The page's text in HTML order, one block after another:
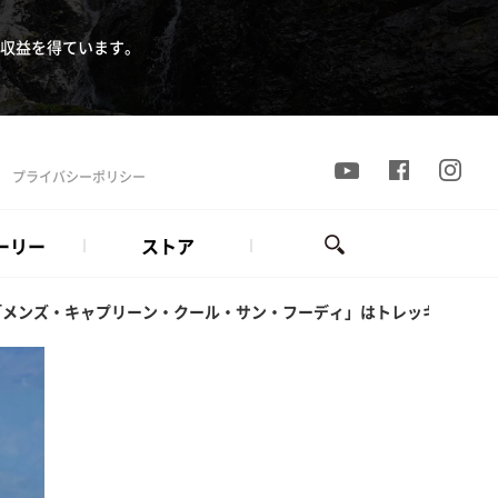
益を得ています。
プライバシーポリシー
リー ストア
ズ・キャプリーン・クール・サン・フーディ」はトレッキング